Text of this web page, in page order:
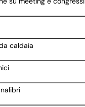
caldaia